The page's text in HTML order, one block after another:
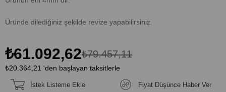
Üründe dilediğiniz şekilde revize yapabilirsiniz.
₺79.457,11
₺61.092,62
₺20.364,21 'den başlayan taksitlerle
İstek Listeme Ekle Fiyat Düşünce Haber Ver